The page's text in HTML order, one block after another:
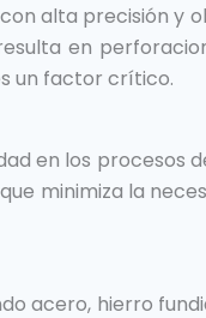
alta precisión y
en
un factor crítico.
en los procesos
minimiza la
acero, hierro